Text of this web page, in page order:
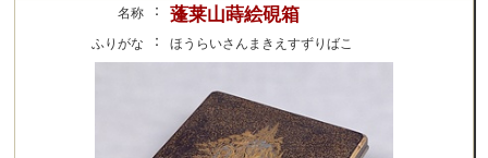
名称 ： 蓬莱山蒔絵硯箱
ふりがな ： ほうらいさんまきえすずりばこ